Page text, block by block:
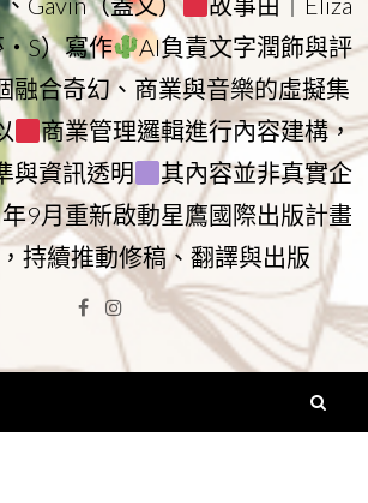
S）寫作
AI負責文字潤飾與評
融合奇幻、商業與音樂的虛擬集
商業管理邏輯進行內容建構，
與資訊透明
其內容並非真實企
9月重新啟動星鷹國際出版計畫
持續推動修稿、翻譯與出版
Facebook
Instagram